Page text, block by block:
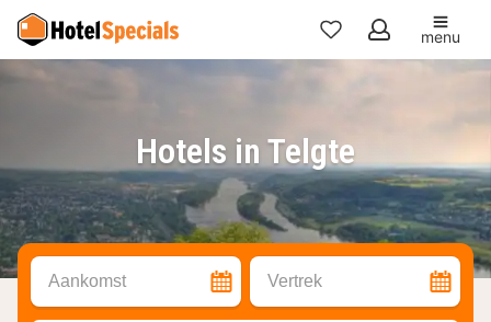
Mijn
menu
Hotels in Telgte
Aankomst Vertrek